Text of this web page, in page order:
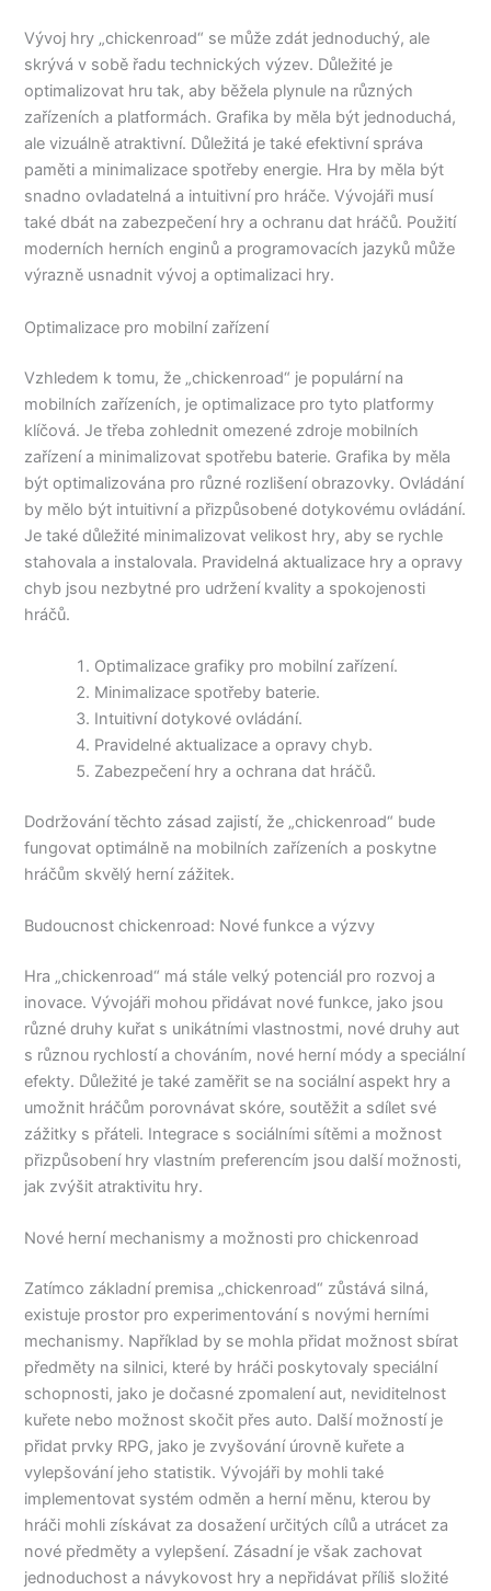
Vývoj hry „chickenroad“ se může zdát jednoduchý, ale
skrývá v sobě řadu technických výzev. Důležité je
optimalizovat hru tak, aby běžela plynule na různých
zařízeních a platformách. Grafika by měla být jednoduchá,
ale vizuálně atraktivní. Důležitá je také efektivní správa
paměti a minimalizace spotřeby energie. Hra by měla být
snadno ovladatelná a intuitivní pro hráče. Vývojáři musí
také dbát na zabezpečení hry a ochranu dat hráčů. Použití
moderních herních enginů a programovacích jazyků může
výrazně usnadnit vývoj a optimalizaci hry.
Optimalizace pro mobilní zařízení
Vzhledem k tomu, že „chickenroad“ je populární na
mobilních zařízeních, je optimalizace pro tyto platformy
klíčová. Je třeba zohlednit omezené zdroje mobilních
zařízení a minimalizovat spotřebu baterie. Grafika by měla
být optimalizována pro různé rozlišení obrazovky. Ovládání
by mělo být intuitivní a přizpůsobené dotykovému ovládání.
Je také důležité minimalizovat velikost hry, aby se rychle
stahovala a instalovala. Pravidelná aktualizace hry a opravy
chyb jsou nezbytné pro udržení kvality a spokojenosti
hráčů.
Optimalizace grafiky pro mobilní zařízení.
Minimalizace spotřeby baterie.
Intuitivní dotykové ovládání.
Pravidelné aktualizace a opravy chyb.
Zabezpečení hry a ochrana dat hráčů.
Dodržování těchto zásad zajistí, že „chickenroad“ bude
fungovat optimálně na mobilních zařízeních a poskytne
hráčům skvělý herní zážitek.
Budoucnost chickenroad: Nové funkce a výzvy
Hra „chickenroad“ má stále velký potenciál pro rozvoj a
inovace. Vývojáři mohou přidávat nové funkce, jako jsou
různé druhy kuřat s unikátními vlastnostmi, nové druhy aut
s různou rychlostí a chováním, nové herní módy a speciální
efekty. Důležité je také zaměřit se na sociální aspekt hry a
umožnit hráčům porovnávat skóre, soutěžit a sdílet své
zážitky s přáteli. Integrace s sociálními sítěmi a možnost
přizpůsobení hry vlastním preferencím jsou další možnosti,
jak zvýšit atraktivitu hry.
Nové herní mechanismy a možnosti pro chickenroad
Zatímco základní premisa „chickenroad“ zůstává silná,
existuje prostor pro experimentování s novými herními
mechanismy. Například by se mohla přidat možnost sbírat
předměty na silnici, které by hráči poskytovaly speciální
schopnosti, jako je dočasné zpomalení aut, neviditelnost
kuřete nebo možnost skočit přes auto. Další možností je
přidat prvky RPG, jako je zvyšování úrovně kuřete a
vylepšování jeho statistik. Vývojáři by mohli také
implementovat systém odměn a herní měnu, kterou by
hráči mohli získávat za dosažení určitých cílů a utrácet za
nové předměty a vylepšení. Zásadní je však zachovat
jednoduchost a návykovost hry a nepřidávat příliš složité